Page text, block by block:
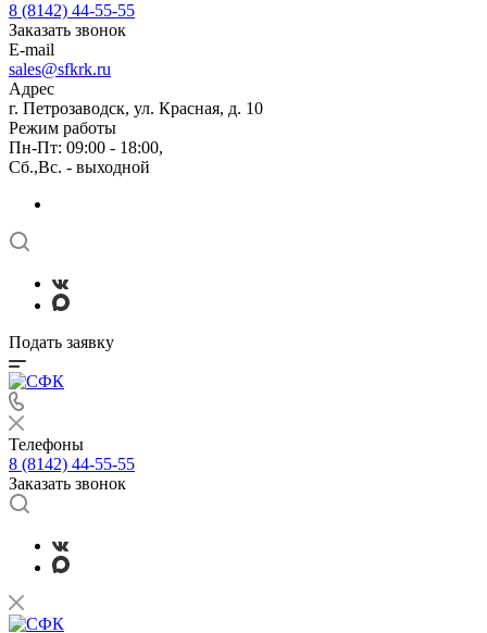
8 (8142) 44-55-55
Заказать звонок
E-mail
sales@sfkrk.ru
Адрес
г. Петрозаводск, ул. Красная, д. 10
Режим работы
Пн-Пт: 09:00 - 18:00,
Сб.,Вс. - выходной
Подать заявку
Телефоны
8 (8142) 44-55-55
Заказать звонок